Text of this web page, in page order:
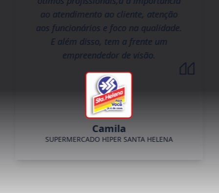
ao atendimento ao cliente, atenção
aos funcionários e foco na qualidade.
E além disso, tem a frente um
empreendedor de visão.
Camila
SUPERMERCADO HIPER SANTA HELENA